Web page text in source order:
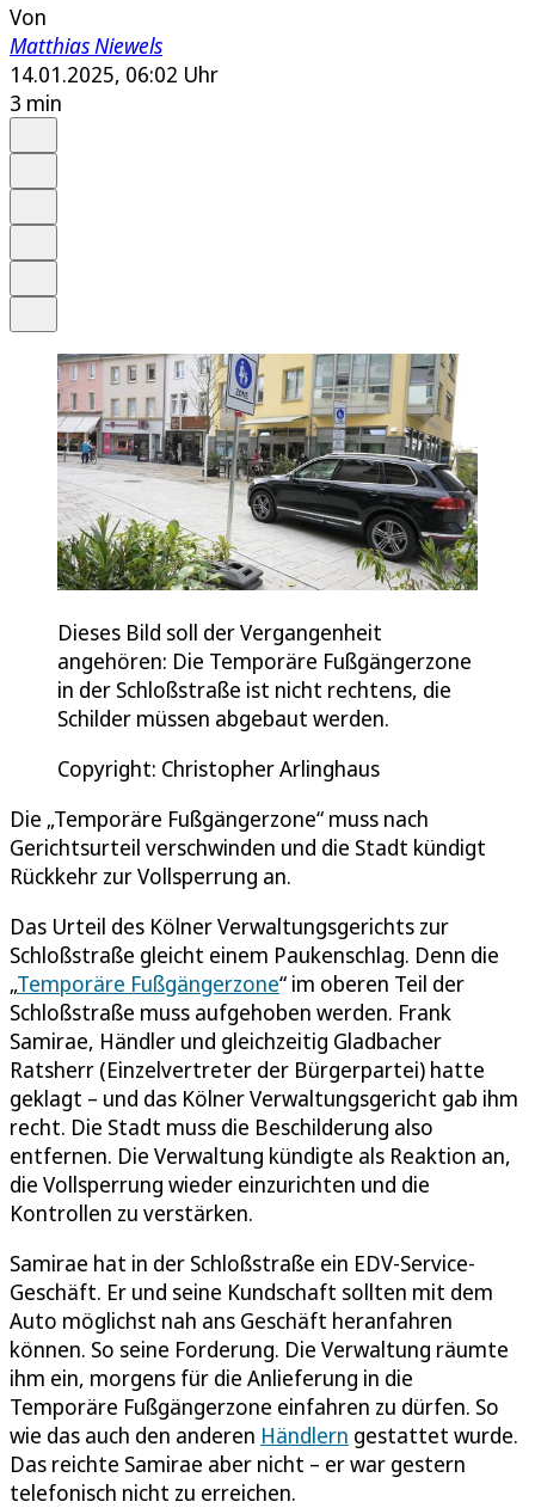
Von
Matthias Niewels
14.01.2025, 06:02 Uhr
3 min
Dieses Bild soll der Vergangenheit
angehören: Die Temporäre Fußgängerzone
in der Schloßstraße ist nicht rechtens, die
Schilder müssen abgebaut werden.
Copyright: Christopher Arlinghaus
Die „Temporäre Fußgängerzone“ muss nach
Gerichtsurteil verschwinden und die Stadt kündigt
Rückkehr zur Vollsperrung an.
Das Urteil des Kölner Verwaltungsgerichts zur
Schloßstraße gleicht einem Paukenschlag. Denn die
„Temporäre Fußgängerzone“ im oberen Teil der
Schloßstraße muss aufgehoben werden. Frank
Samirae, Händler und gleichzeitig Gladbacher
Ratsherr (Einzelvertreter der Bürgerpartei) hatte
geklagt – und das Kölner Verwaltungsgericht gab ihm
recht. Die Stadt muss die Beschilderung also
entfernen. Die Verwaltung kündigte als Reaktion an,
die Vollsperrung wieder einzurichten und die
Kontrollen zu verstärken.
Samirae hat in der Schloßstraße ein EDV-Service-
Geschäft. Er und seine Kundschaft sollten mit dem
Auto möglichst nah ans Geschäft heranfahren
können. So seine Forderung. Die Verwaltung räumte
ihm ein, morgens für die Anlieferung in die
Temporäre Fußgängerzone einfahren zu dürfen. So
wie das auch den anderen Händlern gestattet wurde.
Das reichte Samirae aber nicht – er war gestern
telefonisch nicht zu erreichen.